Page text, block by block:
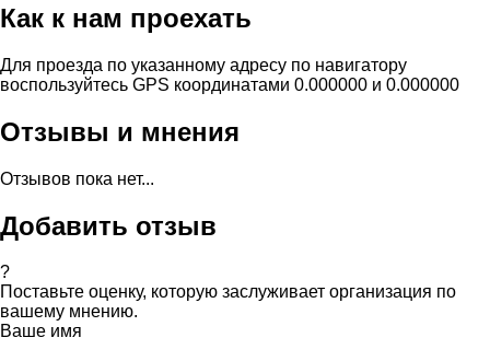
Как к нам проехать
Для проезда по указанному адресу по навигатору
воспользуйтесь GPS координатами 0.000000 и 0.000000
Отзывы и мнения
Отзывов пока нет...
Добавить отзыв
?
Поставьте оценку, которую заслуживает организация по
вашему мнению.
Ваше имя